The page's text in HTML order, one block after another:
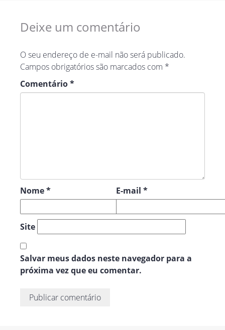
Deixe um comentário
O seu endereço de e-mail não será publicado.
Campos obrigatórios são marcados com *
Comentário*
Nome* E-mail*
Site
Salvar meus dados neste navegador para a
próxima vez que eu comentar.